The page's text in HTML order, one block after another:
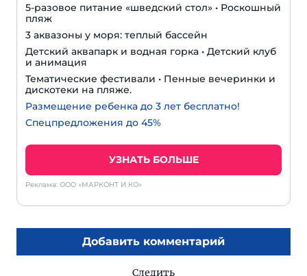
5-разовое питание «шведский стол» • Роскошный
пляж
3 аквазоны у моря: теплый бассейн
Детский аквапарк и водная горка • Детский клуб
и анимация
Тематические фестивали • Пенные вечеринки и
дискотеки на пляже.
Размещение ребенка до 3 лет бесплатно!
Спецпредложения до 45%
УЗНАТЬ БОЛЬШЕ
Реклама: ООО «МАРКОНТ И КО»
Добавить комментарий
Следить